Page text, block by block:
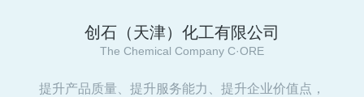
创石（天津）化工有限公司
The Chemical Company C·ORE
提升产品质量、提升服务能力、提升企业价值点，